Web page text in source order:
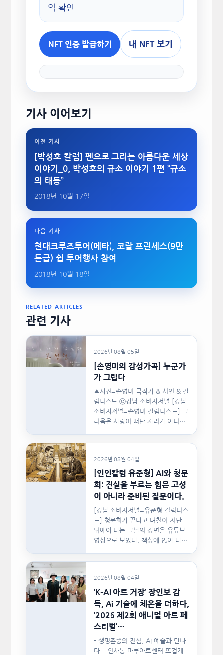
역 확인
NFT 인증 발급하기 내 NFT 보기
기사 이어보기
이전 기사
[박성호 칼럼] 펜으로 그리는 아름다운 세상
이야기_0, 박성호의 규소 이야기 1편 ”규소
의 태동”
2018년 10월 17일
다음 기사
현대크루즈투어(메타), 코랄 프린세스(9만
톤급) 쉽 투어행사 참여
2018년 10월 18일
RELATED ARTICLES
관련 기사
2026년 08월 05일
[손영미의 감성가곡] 누군가
가 그립다
▲사진=손영미 극작가 & 시인 & 칼
럼니스트 ⓒ강남 소비자저널 [강남
소비자저널=손영미 칼럼니스트] 그
리움은 사랑이 떠난 자리가 아니라,
2026년 08월 04일
[인인칼럼 유준형] AI와 청문
회: 진실을 부르는 힘은 고성
이 아니라 준비된 질문이다.
[강남 소비자저널=유준형 컬럼니스
트] 청문회가 끝나고 며칠이 지난
뒤에야 나는 그날의 장면을 유튜브
영상으로 보았다. 책상에 앉아 다른
2026년 08월 04일
‘K-AI 아트 거장’ 장인보 감
독, Ai 기술에 체온을 더하다,
‘2026 제2회 애니멀 아트 페
스티벌’…
- 생명존중의 진심, AI 예술과 만나
다… 인사동 마루아트센터 뜨겁게